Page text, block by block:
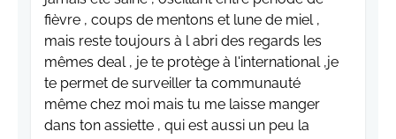
fièvre , coups de mentons et lune de miel ,
mais reste toujours à l abri des regards les
mêmes deal , je te protège à l'international ,je
te permet de surveiller ta communauté
même chez moi mais tu me laisse manger
dans ton assiette , qui est aussi un peu la